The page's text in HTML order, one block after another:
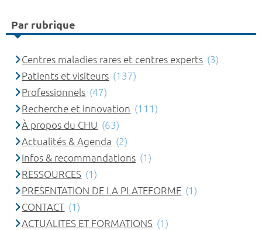
Par rubrique
Centres maladies rares et centres experts (3)
Patients et visiteurs (137)
Professionnels (47)
Recherche et innovation (111)
À propos du CHU (63)
Actualités & Agenda (2)
Infos & recommandations (1)
RESSOURCES (1)
PRESENTATION DE LA PLATEFORME (1)
CONTACT (1)
ACTUALITES ET FORMATIONS (1)